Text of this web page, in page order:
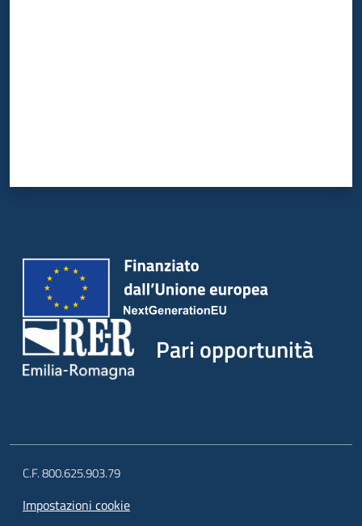
Pari opportunità
C.F. 800.625.903.79
Impostazioni cookie